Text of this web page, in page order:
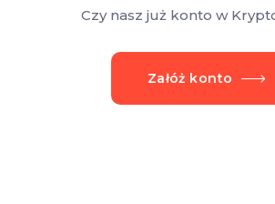
Czy nasz już konto w
Załóż konto